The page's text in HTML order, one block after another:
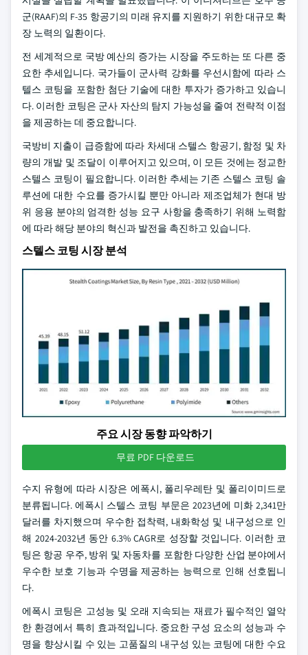
군(RAAF)의 F-35 항공기의 미래 유지를 지원하기 위한 대규모 확
장 노력의 일환이다.
전 세계적으로 국방 예산의 증가는 시장을 주도하는 또 다른 중
요한 추세입니다. 국가들이 군사력 강화를 우선시함에 따라 스
텔스 코팅을 포함한 첨단 기술에 대한 투자가 증가하고 있습니
다. 이러한 코팅은 군사 자산의 탐지 가능성을 줄여 전략적 이점
을 제공하는 데 중요합니다.
국방비 지출이 급증함에 따라 차세대 스텔스 항공기, 함정 및 차
량의 개발 및 조달이 이루어지고 있으며, 이 모든 것에는 정교한
스텔스 코팅이 필요합니다. 이러한 추세는 기존 스텔스 코팅 솔
루션에 대한 수요를 증가시킬 뿐만 아니라 제조업체가 현대 방
위 응용 분야의 엄격한 성능 요구 사항을 충족하기 위해 노력함
에 따라 해당 분야의 혁신과 발전을 촉진하고 있습니다.
스텔스 코팅 시장 분석
주요 시장 동향 파악하기
무료 PDF 다운로드
수지 유형에 따라 시장은 에폭시, 폴리우레탄 및 폴리이미드로
분류됩니다. 에폭시 스텔스 코팅 부문은 2023년에 미화 2,341만
달러를 차지했으며 우수한 접착력, 내화학성 및 내구성으로 인
해 2024-2032년 동안 6.3% CAGR로 성장할 것입니다. 이러한 코
팅은 항공 우주, 방위 및 자동차를 포함한 다양한 산업 분야에서
우수한 보호 기능과 수명을 제공하는 능력으로 인해 선호됩니
다.
에폭시 코팅은 고성능 및 오래 지속되는 재료가 필수적인 열악
한 환경에서 특히 효과적입니다. 중요한 구성 요소의 성능과 수
명을 향상시킬 수 있는 고품질의 내구성 있는 코팅에 대한 수요